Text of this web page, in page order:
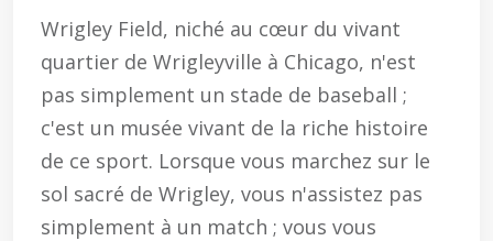
Wrigley Field, niché au cœur du vivant
quartier de Wrigleyville à Chicago, n'est
pas simplement un stade de baseball ;
c'est un musée vivant de la riche histoire
de ce sport. Lorsque vous marchez sur le
sol sacré de Wrigley, vous n'assistez pas
simplement à un match ; vous vous